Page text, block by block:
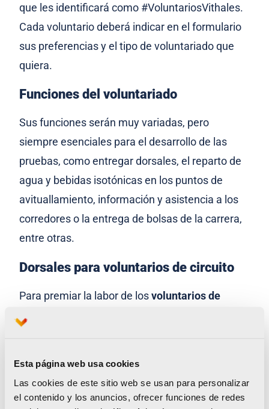
Esta página web usa cookies
Las cookies de este sitio web se usan para personalizar
el contenido y los anuncios, ofrecer funciones de redes
que les identificará como #VoluntariosVithales.
Cada voluntario deberá indicar en el formulario
sus preferencias y el tipo de voluntariado que
quiera.
Funciones del voluntariado
Sus funciones serán muy variadas, pero
siempre esenciales para el desarrollo de las
pruebas, como entregar dorsales, el reparto de
agua y bebidas isotónicas en los puntos de
avituallamiento, información y asistencia a los
corredores o la entrega de bolsas de la carrera,
entre otras.
Dorsales para voluntarios de circuito
Para premiar la labor de losvoluntarios de
recompensas.
Las personas que ocupen este puesto durante